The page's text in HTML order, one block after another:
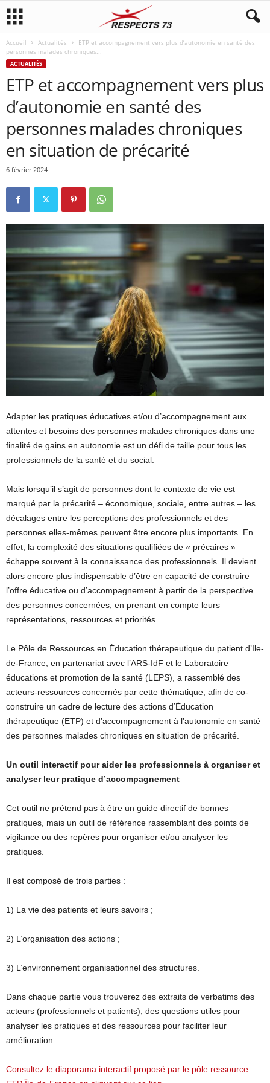
Accueil Actualités
‎ETP et accompagnement vers plus d’autonomie en santé des
personnes malades chroniques...
ACTUALITÉS
‎ETP et accompagnement vers plus
d’autonomie en santé des
personnes malades chroniques
en situation de précarité
6 février 2024
Adapter les pratiques éducatives et/ou d’accompagnement aux
attentes et besoins des personnes malades chroniques dans une
finalité de gains en autonomie est un défi de taille pour tous les
professionnels de la santé et du social.
Mais lorsqu’il s’agit de personnes dont le contexte de vie est
marqué par la précarité – économique, sociale, entre autres – les
décalages entre les perceptions des professionnels et des
personnes elles-mêmes peuvent être encore plus importants. En
effet, la complexité des situations qualifiées de « précaires »
échappe souvent à la connaissance des professionnels. Il devient
alors encore plus indispensable d’être en capacité de construire
l’offre éducative ou d’accompagnement à partir de la perspective
des personnes concernées, en prenant en compte leurs
représentations, ressources et priorités.
Le Pôle de Ressources en Éducation thérapeutique du patient d’Ile-
de-France, en partenariat avec l’ARS-IdF et le Laboratoire
éducations et promotion de la santé (LEPS), a rassemblé des
acteurs-ressources concernés par cette thématique, afin de co-
construire un cadre de lecture des actions d’Éducation
thérapeutique (ETP) et d’accompagnement à l’autonomie en santé
des personnes malades chroniques en situation de précarité.
Un outil interactif pour aider les professionnels à organiser et
analyser leur pratique d’accompagnement
Cet outil ne prétend pas à être un guide directif de bonnes
pratiques, mais un outil de référence rassemblant des points de
vigilance ou des repères pour organiser et/ou analyser les
pratiques.
Il est composé de trois parties :
1) La vie des patients et leurs savoirs ;
2) L’organisation des actions ;
3) L’environnement organisationnel des structures.
Dans chaque partie vous trouverez des extraits de verbatims des
acteurs (professionnels et patients), des questions utiles pour
analyser les pratiques et des ressources pour faciliter leur
amélioration.
Consultez le diaporama interactif proposé par le pôle ressource